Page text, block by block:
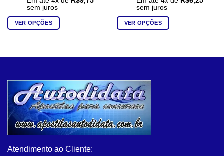
sem juros
VER OPÇÕES
opções
podem
ser
escolhidas
página
sem juros
VER OPÇÕES
As
opções
podem
escolhidas
Atendimento ao Cliente: